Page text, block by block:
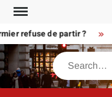
Skip
contentrefuse de partir ?
Search